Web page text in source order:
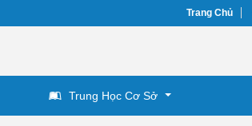
Trang Chủ
Trung Học Cơ Sở